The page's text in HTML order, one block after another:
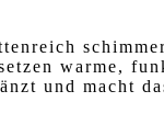
warme,
und macht